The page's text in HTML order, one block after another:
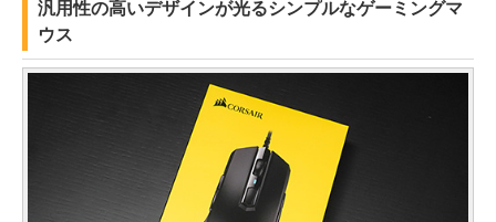
汎用性の高いデザインが光るシンプルなゲーミングマ
ウス